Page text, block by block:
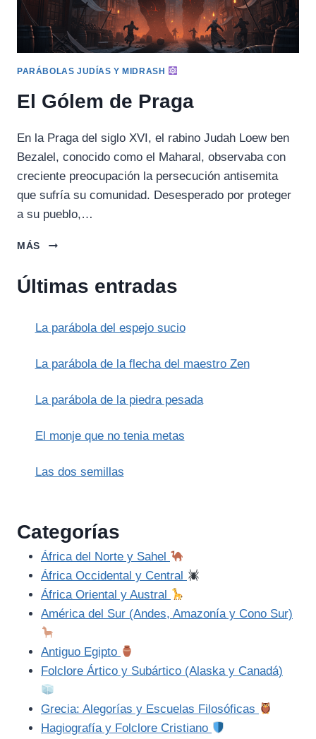
PARÁBOLAS JUDÍAS Y MIDRASH
El Gólem de Praga
En la Praga del siglo XVI, el rabino Judah Loew ben
Bezalel, conocido como el Maharal, observaba con
creciente preocupación la persecución antisemita
que sufría su comunidad. Desesperado por proteger
a su pueblo,…
MÁS
EL
PRAGA
Últimas entradas
La parábola del espejo sucio
La parábola de la flecha del maestro Zen
La parábola de la piedra pesada
El monje que no tenia metas
Las dos semillas
Categorías
África del Norte y Sahel
África Occidental y Central
África Oriental y Austral
América del Sur (Andes, Amazonía y Cono Sur)
Antiguo Egipto
Folclore Ártico y Subártico (Alaska y Canadá)
Grecia: Alegorías y Escuelas Filosóficas
Hagiografía y Folclore Cristiano